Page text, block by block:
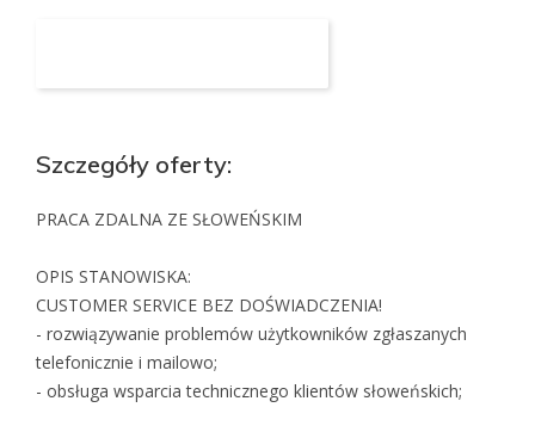
Szczegóły oferty:
PRACA ZDALNA ZE SŁOWEŃSKIM
OPIS STANOWISKA:
CUSTOMER SERVICE BEZ DOŚWIADCZENIA!
- rozwiązywanie problemów użytkowników zgłaszanych
telefonicznie i mailowo;
- obsługa wsparcia technicznego klientów słoweńskich;